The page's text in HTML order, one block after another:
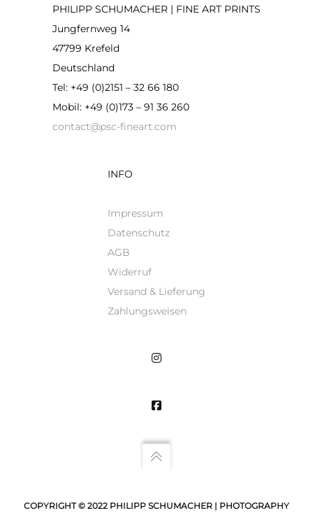
PHILIPP SCHUMACHER | FINE ART PRINTS
Jungfernweg 14
47799 Krefeld
Deutschland
Tel: +49 (0)2151 – 32 66 180
Mobil: +49 (0)173 – 91 36 260
contact@psc-fineart.com
INFO
Impressum
Datenschutz
AGB
Widerruf
Versand & Lieferung
Zahlungsweisen
COPYRIGHT © 2022 PHILIPP SCHUMACHER | PHOTOGRAPHY